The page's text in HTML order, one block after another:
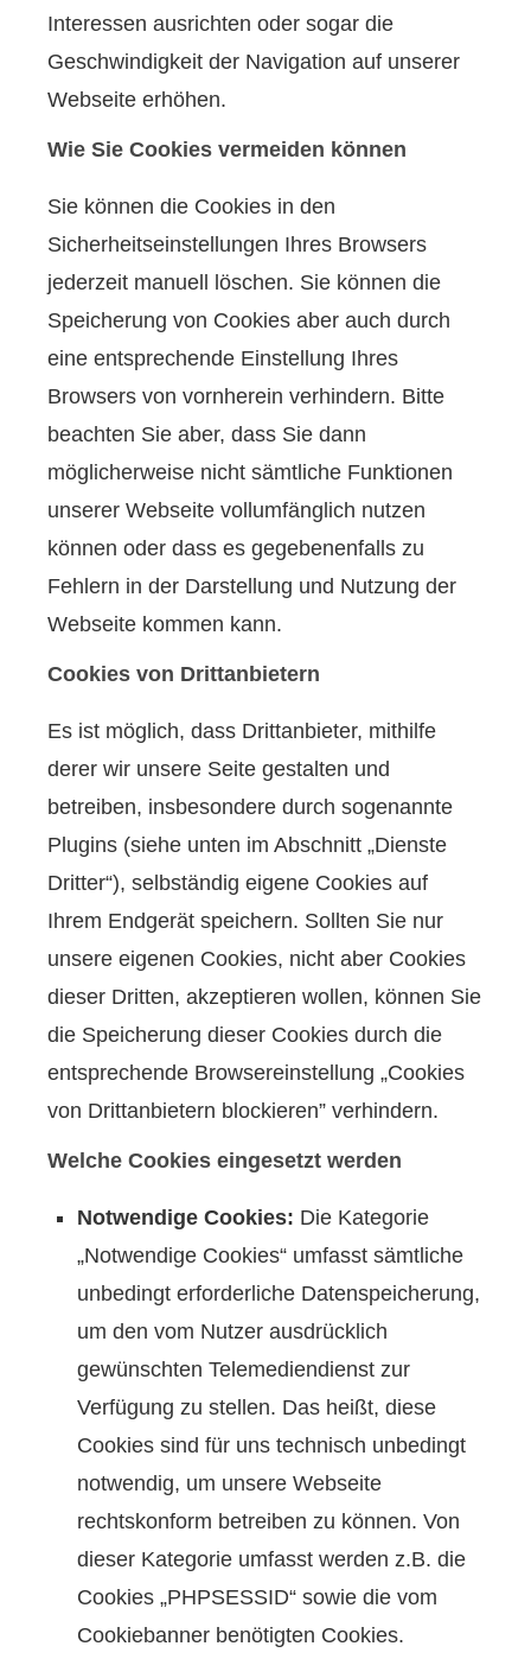
Interessen ausrichten oder sogar die
Geschwindigkeit der Navigation auf unserer
Webseite erhöhen.
Wie Sie Cookies vermeiden können
Sie können die Cookies in den
Sicherheitseinstellungen Ihres Browsers
jederzeit manuell löschen. Sie können die
Speicherung von Cookies aber auch durch
eine entsprechende Einstellung Ihres
Browsers von vornherein verhindern. Bitte
beachten Sie aber, dass Sie dann
möglicherweise nicht sämtliche Funktionen
unserer Webseite vollumfänglich nutzen
können oder dass es gegebenenfalls zu
Fehlern in der Darstellung und Nutzung der
Webseite kommen kann.
Cookies von Drittanbietern
Es ist möglich, dass Drittanbieter, mithilfe
derer wir unsere Seite gestalten und
betreiben, insbesondere durch sogenannte
Plugins (siehe unten im Abschnitt „Dienste
Dritter“), selbständig eigene Cookies auf
Ihrem Endgerät speichern. Sollten Sie nur
unsere eigenen Cookies, nicht aber Cookies
dieser Dritten, akzeptieren wollen, können Sie
die Speicherung dieser Cookies durch die
entsprechende Browsereinstellung „Cookies
von Drittanbietern blockieren” verhindern.
Welche Cookies eingesetzt werden
Notwendige Cookies: Die Kategorie
„Notwendige Cookies“ umfasst sämtliche
unbedingt erforderliche Datenspeicherung,
um den vom Nutzer ausdrücklich
gewünschten Telemediendienst zur
Verfügung zu stellen. Das heißt, diese
Cookies sind für uns technisch unbedingt
notwendig, um unsere Webseite
rechtskonform betreiben zu können. Von
dieser Kategorie umfasst werden z.B. die
Cookies „PHPSESSID“ sowie die vom
Cookiebanner benötigten Cookies.